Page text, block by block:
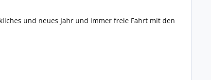
und neues Jahr und immer freie Fahrt mit den